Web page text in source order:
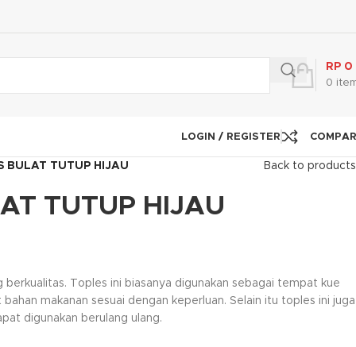
0
RP 0
LOGIN / REGISTER
BULAT TUTUP HIJAU Back to products
TUTUP HIJAU
berkualitas. Toples ini biasanya digunakan sebagai tempat kue
makanan sesuai dengan keperluan. Selain itu toples ini juga
digunakan berulang ulang.